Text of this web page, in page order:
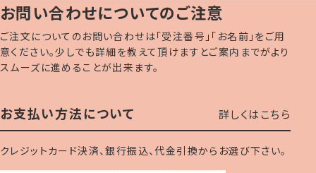
お問い合わせについてのご注意
ご注文についてのお問い合わせは「受注番号」「お名前」をご用
意ください。少しでも詳細を教えて頂けますとご案内までがより
スムーズに進めることが出来ます。
お支払い方法について 詳しくはこちら
クレジットカード決済、銀行振込、代金引換からお選び下さい。